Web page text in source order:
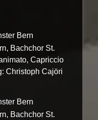
Bern
Bachchor St.
Capriccio
Christoph Cajöri
Bern
Bachchor St.